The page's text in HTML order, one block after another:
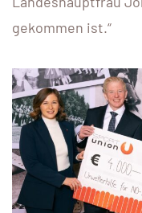
gekommen ist.“